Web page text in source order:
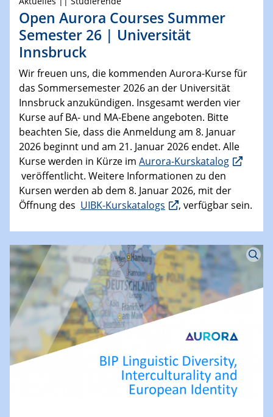
Aktuelles || Studierende
Open Aurora Courses Summer
Semester 26 | Universität
Innsbruck
Wir freuen uns, die kommenden Aurora-Kurse für
das Sommersemester 2026 an der Universität
Innsbruck anzukündigen. Insgesamt werden vier
Kurse auf BA- und MA-Ebene angeboten. Bitte
2026 beginnt und am 21. Januar 2026 endet. Alle
Kurse werden in Kürze imAurora-Kurskatalog
veröffentlicht. Weitere Informationen zu den
Kursen werden ab dem 8. Januar 2026, mit der
Öffnung desUIBK-Kurskatalogs , verfügbar sein.